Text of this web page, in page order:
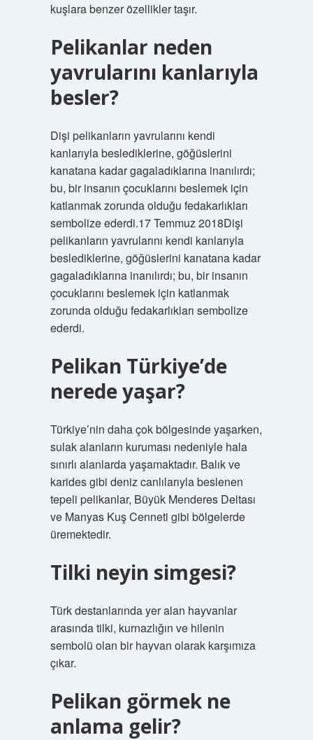
kuşlara benzer özellikler taşır.
Pelikanlar neden
yavrularını kanlarıyla
besler?
Dişi pelikanların yavrularını kendi
kanlarıyla beslediklerine, göğüslerini
kanatana kadar gagaladıklarına inanılırdı;
bu, bir insanın çocuklarını beslemek için
katlanmak zorunda olduğu fedakarlıkları
sembolize ederdi.17 Temmuz 2018Dişi
pelikanların yavrularını kendi kanlarıyla
beslediklerine, göğüslerini kanatana kadar
gagaladıklarına inanılırdı; bu, bir insanın
çocuklarını beslemek için katlanmak
zorunda olduğu fedakarlıkları sembolize
ederdi.
Pelikan Türkiye’de
nerede yaşar?
Türkiye’nin daha çok bölgesinde yaşarken,
sulak alanların kuruması nedeniyle hala
sınırlı alanlarda yaşamaktadır. Balık ve
karides gibi deniz canlılarıyla beslenen
tepeli pelikanlar, Büyük Menderes Deltası
ve Manyas Kuş Cenneti gibi bölgelerde
üremektedir.
Tilki neyin simgesi?
Türk destanlarında yer alan hayvanlar
arasında tilki, kurnazlığın ve hilenin
sembolü olan bir hayvan olarak karşımıza
çıkar.
Pelikan görmek ne
anlama gelir?